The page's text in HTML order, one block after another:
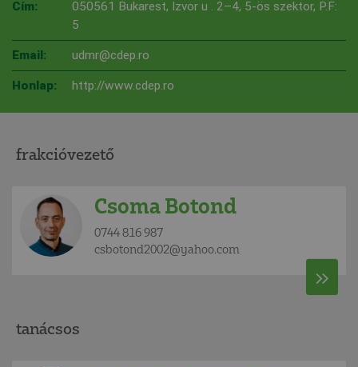
Cím:
050561 Bukarest, Izvor u . 2–4, 5-ös szektor, P.F:
5
Email: udmr@cdep.ro
Honlap: http://www.cdep.ro
frakcióvezető
Csoma Botond
0744 816 987
csbotond2002@yahoo.com
tanácsos